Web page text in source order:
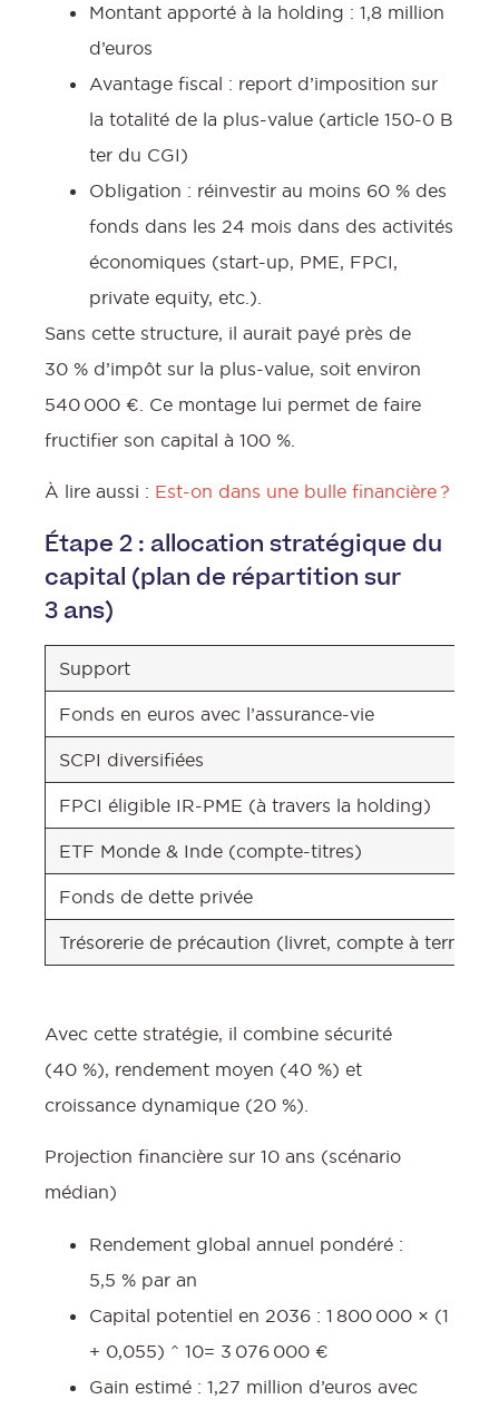
Montant apporté à la holding : 1,8 million
d’euros
Avantage fiscal : report d’imposition sur
la totalité de la plus-value (article 150-0 B
ter du CGI)
Obligation : réinvestir au moins 60 % des
fonds dans les 24 mois dans des activités
économiques (start-up, PME, FPCI,
private equity, etc.).
Sans cette structure, il aurait payé près de
30 % d’impôt sur la plus-value, soit environ
540 000 €. Ce montage lui permet de faire
fructifier son capital à 100 %.
À lire aussi : Est-on dans une bulle financière ?
Étape 2 : allocation stratégique du
capital (plan de répartition sur
3 ans)
Support
Fonds en euros avec l’assurance-vie
SCPI diversifiées
FPCI éligible IR-PME (à travers la holding)
ETF Monde & Inde (compte-titres)
Fonds de dette privée
Trésorerie de précaution (livret, compte à terme)
Avec cette stratégie, il combine sécurité
(40 %), rendement moyen (40 %) et
croissance dynamique (20 %).
Projection financière sur 10 ans (scénario
médian)
Rendement global annuel pondéré :
5,5 % par an
Capital potentiel en 2036 : 1 800 000 × (1
+ 0,055) ^ 10= 3 076 000 €
Gain estimé : 1,27 million d’euros avec